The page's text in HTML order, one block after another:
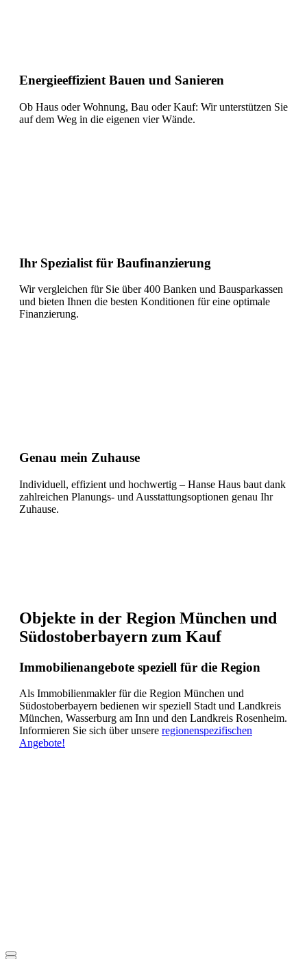
Energieeffizient Bauen und Sanieren
Ob Haus oder Wohnung, Bau oder Kauf: Wir unterstützen Sie
auf dem Weg in die eigenen vier Wände.
Ihr Spezialist für Baufinanzierung
Wir vergleichen für Sie über 400 Banken und Bausparkassen
und bieten Ihnen die besten Konditionen für eine optimale
Finanzierung.
Genau mein Zuhause
Individuell, effizient und hochwertig – Hanse Haus baut dank
zahlreichen Planungs- und Ausstattungsoptionen genau Ihr
Zuhause.
Objekte in der Region München und
Südostoberbayern zum Kauf
Immobilienangebote speziell für die Region
Als Immobilienmakler für die Region München und
Südostoberbayern bedienen wir speziell Stadt und Landkreis
München, Wasserburg am Inn und den Landkreis Rosenheim.
Informieren Sie sich über unsere regionenspezifischen
Angebote!